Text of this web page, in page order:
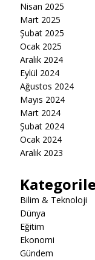
Nisan 2025
Mart 2025
Şubat 2025
Ocak 2025
Aralık 2024
Eylül 2024
Ağustos 2024
Mayıs 2024
Mart 2024
Şubat 2024
Ocak 2024
Aralık 2023
Bilim & Teknoloji
Dünya
Eğitim
Ekonomi
Gündem